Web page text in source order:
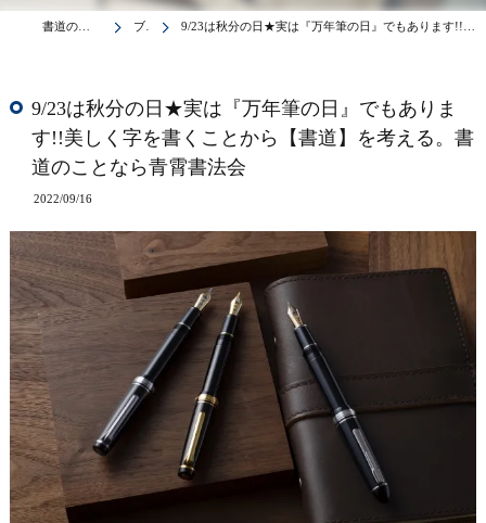
書道の教室は青霄書法会 ブログ 9/23は秋分の日★実は『万年筆の日』でもあります!!美しく字を書くことから【書道】を考える。書道のことなら青霄書法会
9/23は秋分の日★実は『万年筆の日』でもありま
す!!美しく字を書くことから【書道】を考える。書
道のことなら青霄書法会
2022/09/16